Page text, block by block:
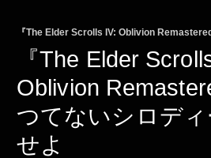
『The Elder Scrolls IV: Oblivion
『The Elder
Oblivion
つてないシロデ
せよ